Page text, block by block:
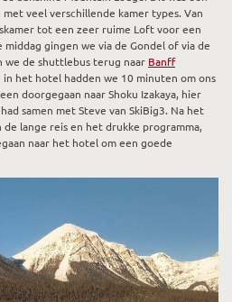
veel verschillende kamer types. Van
tot een zeer ruime Loft voor een
gingen we via de Gondel of via de
we de shuttlebus terug naar Banff
in het hotel hadden we 10 minuten om ons
doorgegaan naar Shoku Izakaya, hier
samen met Steve van SkiBig3. Na het
lange reis en het drukke programma,
naar het hotel om een goede